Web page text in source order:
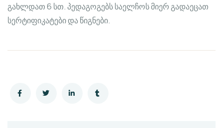
გახლდათ 6 სთ. პედაგოგებს საელჩოს მიერ გადაეცათ
სერტიფიკატები და წიგნები.